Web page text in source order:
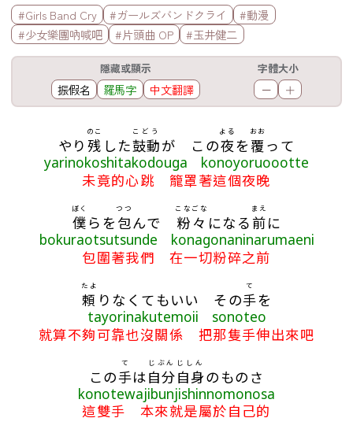
標籤欄
#Girls Band Cry #ガールズバンドクライ
#動漫
#少女樂團吶喊吧
#片頭曲 OP #玉井健二
隱藏或顯示
振假名 羅馬字 中文翻譯
字體大小
－ ＋
やり 残
のこ
した鼓動
こどう
が この夜
よる
を覆
おお
って
yarinokoshitakodouga konoyoruoootte
未竟的心跳 籠罩著這個夜晚
僕
ぼく
らを 包
つつ
んで 粉々
こなごな
になる 前
まえ
に
bokuraotsutsunde konagonaninarumaeni
包圍著我們 在一切粉碎之前
頼
たよ
りなくてもいい その手
て
を
tayorinakutemoii sonoteo
就算不夠可靠也沒關係 把那隻手伸出來吧
この手
て
は自分
じぶん
自身
じしん
のものさ
konotewajibunjishinnomonosa
這雙手 本來就是屬於自己的